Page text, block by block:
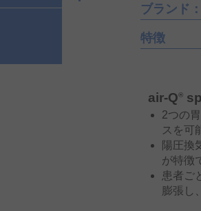
ブランド：
特徴
air-Q®
2つの
スを可
陽圧換
が特徴
患者ご
膨張し